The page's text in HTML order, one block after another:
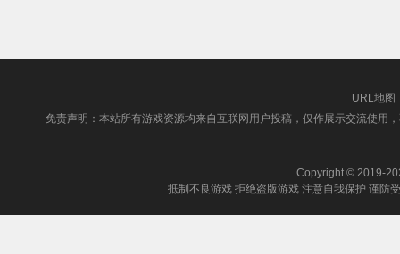
URL地图
免责声明：本站所有游戏资源均来自互联网用户投稿，仅作展示交流使用
Copyright © 2019-
抵制不良游戏 拒绝盗版游戏 注意自我保护 谨